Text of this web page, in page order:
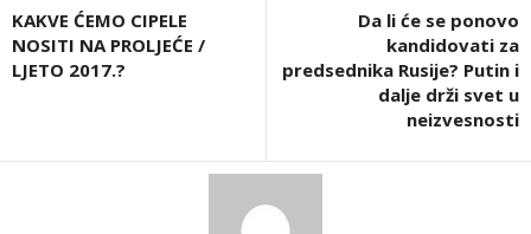
KAKVE ĆEMO CIPELE
NOSITI NA PROLJEĆE /
LJETO 2017.?
Da li će se ponovo
kandidovati za
predsednika Rusije? Putin i
dalje drži svet u
neizvesnosti